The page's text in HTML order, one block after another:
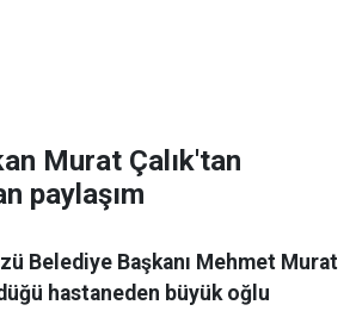
Murat Çalık'tan
paylaşım
Belediye Başkanı Mehmet Murat
hastaneden büyük oğlu